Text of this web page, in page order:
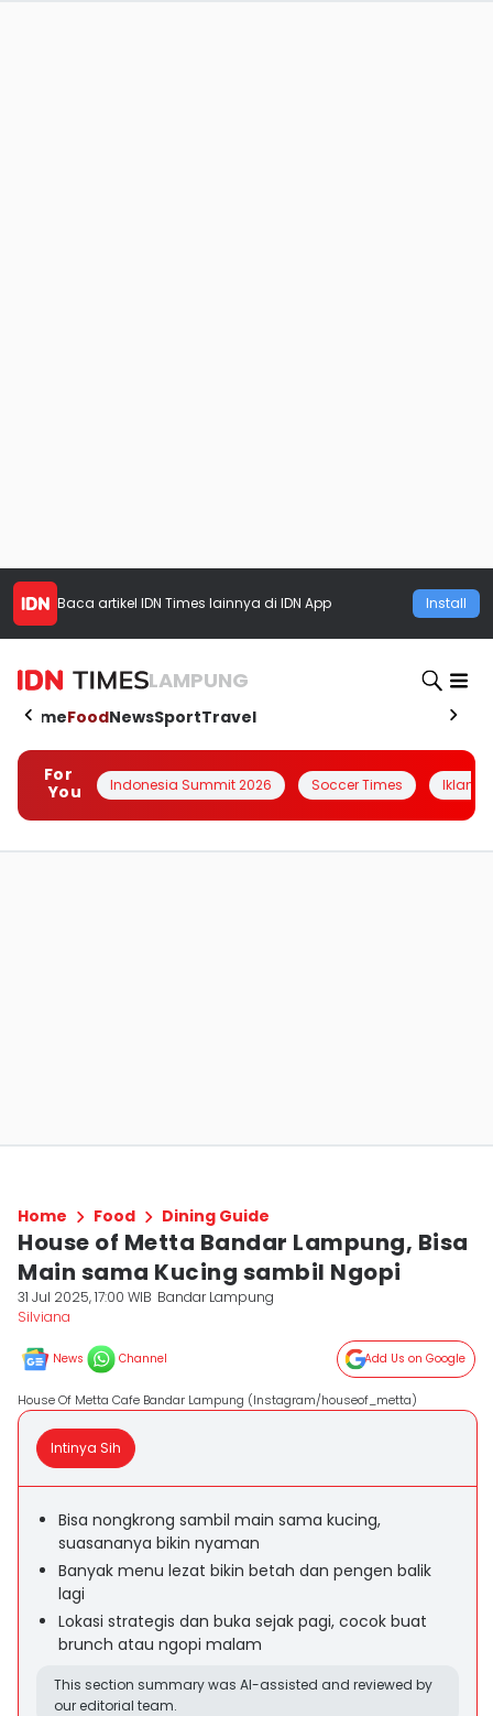
Baca artikel IDN Times lainnya di IDN App Install
LAMPUNG
HomeFoodNewsSportTravel
For
You
Indonesia Summit 2026 Soccer Times Iklanin
Home Food Dining Guide
House of Metta Bandar Lampung, Bisa
Main sama Kucing sambil Ngopi
31 Jul 2025, 17:00 WIB Bandar Lampung
Silviana
News Channel Add Us on Google
House Of Metta Cafe Bandar Lampung (Instagram/houseof_metta)
Intinya Sih
Bisa nongkrong sambil main sama kucing,
suasananya bikin nyaman
Banyak menu lezat bikin betah dan pengen balik
lagi
Lokasi strategis dan buka sejak pagi, cocok buat
brunch atau ngopi malam
This section summary was AI-assisted and reviewed by
our editorial team.